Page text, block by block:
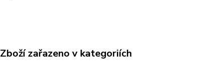
Zboží zařazeno v kategoriích